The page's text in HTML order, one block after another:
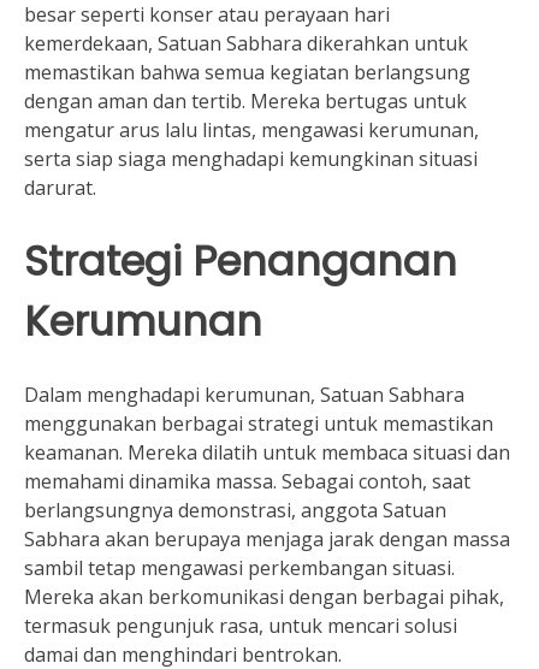
besar seperti konser atau perayaan hari
kemerdekaan, Satuan Sabhara dikerahkan untuk
memastikan bahwa semua kegiatan berlangsung
dengan aman dan tertib. Mereka bertugas untuk
mengatur arus lalu lintas, mengawasi kerumunan,
serta siap siaga menghadapi kemungkinan situasi
darurat.
Strategi Penanganan
Kerumunan
Dalam menghadapi kerumunan, Satuan Sabhara
menggunakan berbagai strategi untuk memastikan
keamanan. Mereka dilatih untuk membaca situasi dan
memahami dinamika massa. Sebagai contoh, saat
berlangsungnya demonstrasi, anggota Satuan
Sabhara akan berupaya menjaga jarak dengan massa
sambil tetap mengawasi perkembangan situasi.
Mereka akan berkomunikasi dengan berbagai pihak,
termasuk pengunjuk rasa, untuk mencari solusi
damai dan menghindari bentrokan.